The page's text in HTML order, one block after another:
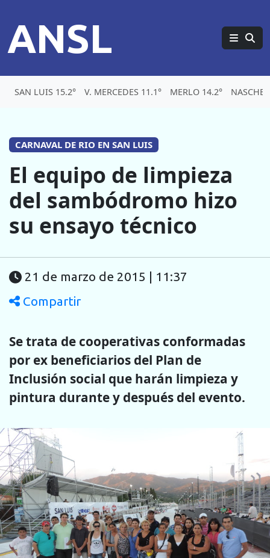
ANSL
SAN LUIS 15.2° V. MERCEDES 11.1° MERLO 14.2°
CARNAVAL DE RIO EN SAN LUIS
El equipo de limpieza
del sambódromo hizo
su ensayo técnico
21 de marzo de 2015 | 11:37
Compartir
Se trata de cooperativas conformadas
por ex beneficiarios del Plan de
Inclusión social que harán limpieza y
pintura durante y después del evento.